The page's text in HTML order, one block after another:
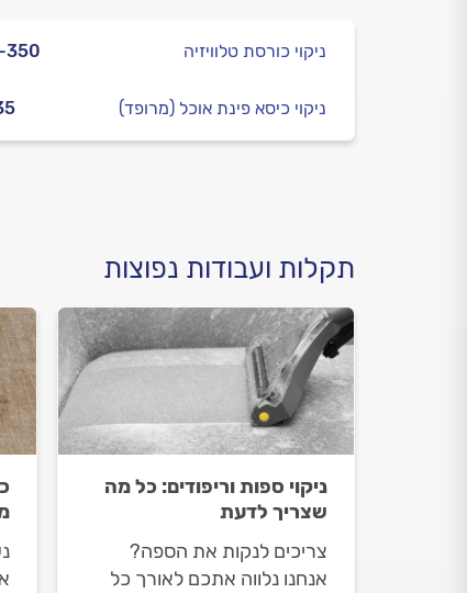
350 ניקוי כורסת טלוויזיה
ניקוי כיסא פינת אוכל (מרופד)
תקלות ועבודות נפוצות
ניקוי ספות וריפודים: כל מה
שצריך לדעת
צריכים לנקות את הספה?
אנחנו נלווה אתכם לאורך כל